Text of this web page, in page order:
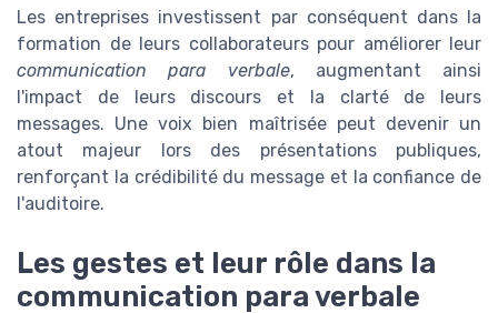
Les entreprises investissent par conséquent dans la
formation de leurs collaborateurs pour améliorer leur
communication para verbale, augmentant ainsi
l'impact de leurs discours et la clarté de leurs
messages. Une voix bien maîtrisée peut devenir un
atout majeur lors des présentations publiques,
renforçant la crédibilité du message et la confiance de
l'auditoire.
Les gestes et leur rôle dans la
communication para verbale